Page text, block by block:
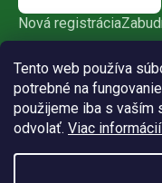
Tento web používa
potrebné na
použijeme iba s vaším
odvolať. Viac informácií
Nová registrácia